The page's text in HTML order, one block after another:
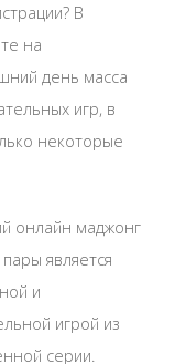
В
на
день масса
игр, в
некоторые
онлайн маджонг
является
и
игрой из
серии.